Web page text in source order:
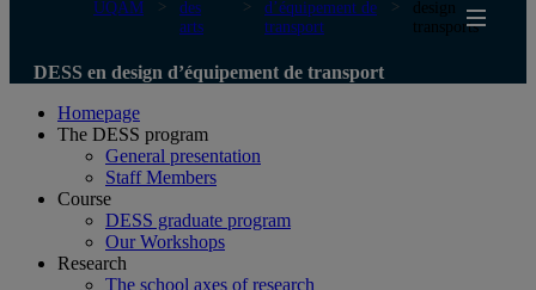
UQAM
des
arts
d’équipement de
transport
design
transports
DESS en design d’équipement de transport
Homepage
The DESS program
General presentation
Staff Members
Course
DESS graduate program
Our Workshops
Research
The school axes of research